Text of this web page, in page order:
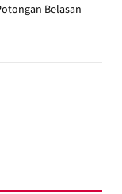
Belasan